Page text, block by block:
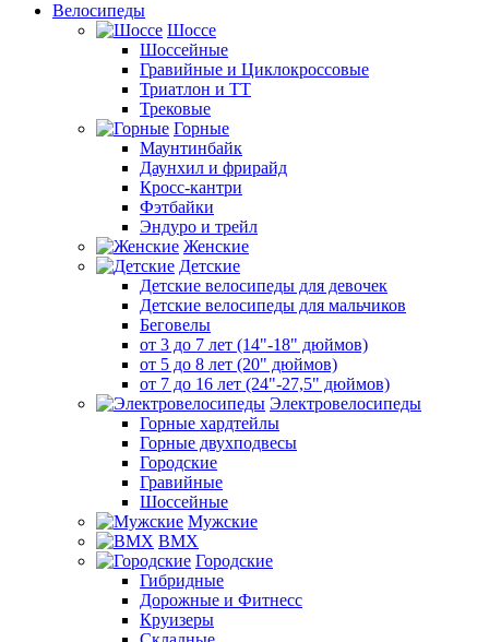
Велосипеды
Шоссе
Шоссейные
Гравийные и Циклокроссовые
Триатлон и ТТ
Трековые
Горные
Маунтинбайк
Даунхил и фрирайд
Кросс-кантри
Фэтбайки
Эндуро и трейл
Женские
Детские
Детские велосипеды для девочек
Детские велосипеды для мальчиков
Беговелы
от 3 до 7 лет (14"-18" дюймов)
от 5 до 8 лет (20" дюймов)
от 7 до 16 лет (24"-27,5" дюймов)
Электровелосипеды
Горные хардтейлы
Горные двухподвесы
Городские
Гравийные
Шоссейные
Мужские
BMX
Городские
Гибридные
Дорожные и Фитнесс
Круизеры